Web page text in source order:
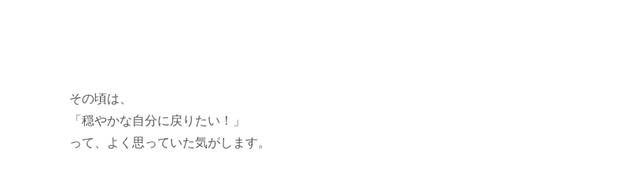
その頃は、
「穏やかな自分に戻りたい！」
って、よく思っていた気がします。